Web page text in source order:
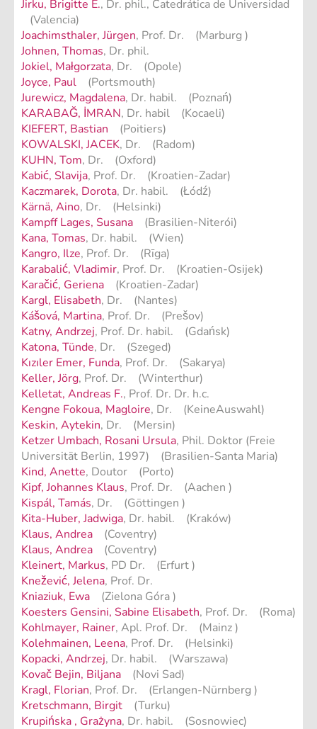
Jirku, Brigitte E., Dr. phil., Catedrática de Universidad
(Valencia)
Joachimsthaler, Jürgen, Prof. Dr. (Marburg )
Johnen, Thomas, Dr. phil.
Jokiel, Małgorzata, Dr. (Opole)
Joyce, Paul (Portsmouth)
Jurewicz, Magdalena, Dr. habil. (Poznań)
KARABAĞ, İMRAN, Dr. habil (Kocaeli)
KIEFERT, Bastian (Poitiers)
KOWALSKI, JACEK, Dr. (Radom)
KUHN, Tom, Dr. (Oxford)
Kabić, Slavija, Prof. Dr. (Kroatien-Zadar)
Kaczmarek, Dorota, Dr. habil. (Łódź)
Kärnä, Aino, Dr. (Helsinki)
Kampff Lages, Susana (Brasilien-Niterói)
Kana, Tomas, Dr. habil. (Wien)
Kangro, Ilze, Prof. Dr. (Rīga)
Karabalić, Vladimir, Prof. Dr. (Kroatien-Osijek)
Karačić, Geriena (Kroatien-Zadar)
Kargl, Elisabeth, Dr. (Nantes)
Kášová, Martina, Prof. Dr. (Prešov)
Katny, Andrzej, Prof. Dr. habil. (Gdańsk)
Katona, Tünde, Dr. (Szeged)
Kızıler Emer, Funda, Prof. Dr. (Sakarya)
Keller, Jörg, Prof. Dr. (Winterthur)
Kelletat, Andreas F., Prof. Dr. Dr. h.c.
Kengne Fokoua, Magloire, Dr. (KeineAuswahl)
Keskin, Aytekin, Dr. (Mersin)
Ketzer Umbach, Rosani Ursula, Phil. Doktor (Freie
Universität Berlin, 1997) (Brasilien-Santa Maria)
Kind, Anette, Doutor (Porto)
Kipf, Johannes Klaus, Prof. Dr. (Aachen )
Kispál, Tamás, Dr. (Göttingen )
Kita-Huber, Jadwiga, Dr. habil. (Kraków)
Klaus, Andrea (Coventry)
Klaus, Andrea (Coventry)
Kleinert, Markus, PD Dr. (Erfurt )
Knežević, Jelena, Prof. Dr.
Kniaziuk, Ewa (Zielona Góra )
Koesters Gensini, Sabine Elisabeth, Prof. Dr. (Roma)
Kohlmayer, Rainer, Apl. Prof. Dr. (Mainz )
Kolehmainen, Leena, Prof. Dr. (Helsinki)
Kopacki, Andrzej, Dr. habil. (Warszawa)
Kovač Bejin, Biljana (Novi Sad)
Kragl, Florian, Prof. Dr. (Erlangen-Nürnberg )
Kretschmann, Birgit (Turku)
Krupińska , Grażyna, Dr. habil. (Sosnowiec)